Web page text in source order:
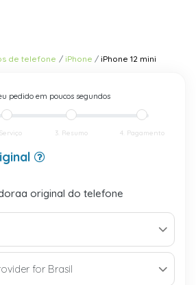
de telefone iPhone iPhone 12 mini
pedido em poucos segundos
3. Resumo 4. Pagamento
original do telefone